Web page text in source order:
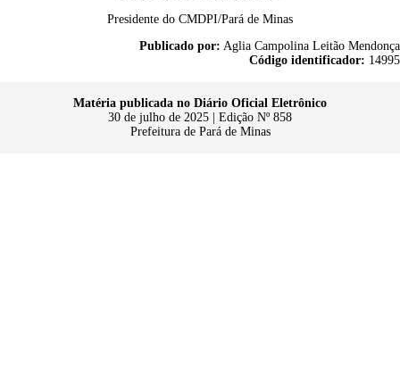
Presidente do CMDPI/Pará de Minas
Publicado por: Aglia Campolina Leitão Mendonça
Código identificador: 14995
Matéria publicada no Diário Oficial Eletrônico
30 de julho de 2025 | Edição Nº 858
Prefeitura de Pará de Minas